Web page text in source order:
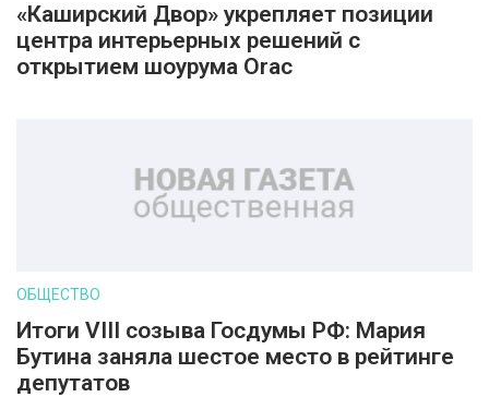
«Каширский Двор» укрепляет позиции
центра интерьерных решений с
открытием шоурума Orac
ОБЩЕСТВО
Итоги VIII созыва Госдумы РФ: Мария
Бутина заняла шестое место в рейтинге
депутатов